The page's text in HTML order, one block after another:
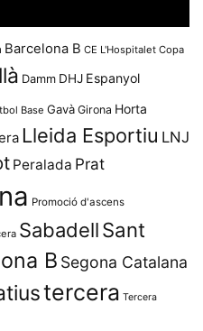
Barcelona B CE L'Hospitalet Copa
Damm DHJ Espanyol
Base Gavà Girona Horta
Lleida Esportiu LNJ
Peralada Prat
Promoció d'ascens
SabadellSant
B Segona Catalana
tercera Tercera